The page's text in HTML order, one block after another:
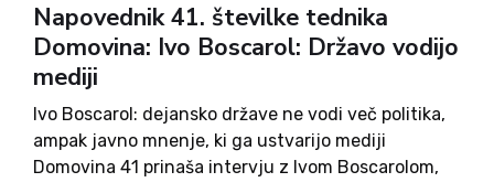
Napovednik 41. številke tednika
Domovina: Ivo Boscarol: Državo vodijo
mediji
Ivo Boscarol: dejansko države ne vodi več politika,
ampak javno mnenje, ki ga ustvarijo mediji
Domovina 41 prinaša intervju z Ivom Boscarolom,